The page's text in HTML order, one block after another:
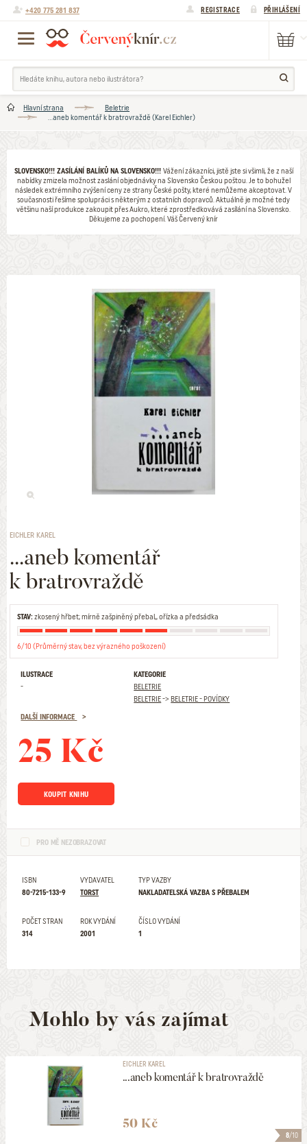
+420 775 281 837 REGISTRACE PŘIHLÁŠENÍ
Hlavní strana
Beletrie
...aneb komentář k bratrovraždě (Karel Eichler)
SLOVENSKO!!! ZASÍLÁNÍ BALÍKŮ NA SLOVENSKO!!! Vážení zákazníci, jistě jste si všimli, že z naší
nabídky zmizela možnost zaslání objednávky na Slovensko Českou poštou. Je to bohužel
následek extrémního zvýšení ceny ze strany České pošty, které nemůžeme akceptovat. V
současnosti řešíme spolupráci s některým z ostatních dopravců. Aktuálně je možné tedy
většinu naší produkce zakoupit přes Aukro, které zprostředkovává zasílání na Slovensko.
Děkujeme za pochopení. Váš Červený knír
EICHLER KAREL
...aneb komentář
k bratrovraždě
STAV:zkosený hřbet; mírně zašpiněný přebal,, ořízka a předsádka
6/10 (Průměrný stav, bez výrazného poškození)
ILUSTRACE
-
KATEGORIE
BELETRIE
BELETRIE->BELETRIE - POVÍDKY
DALŠÍ INFORMACE
25 Kč
KOUPIT KNIHU
PRO MĚ NEZOBRAZOVAT
ISBN
80-7215-133-9
VYDAVATEL
TORST
TYP VAZBY
NAKLADATELSKÁ VAZBA S PŘEBALEM
POČET STRAN
314
ROK VYDÁNÍ
2001
ČÍSLO VYDÁNÍ
1
Mohlo by vás zajímat
8/10
EICHLER KAREL
...aneb komentář k bratrovraždě
50 Kč